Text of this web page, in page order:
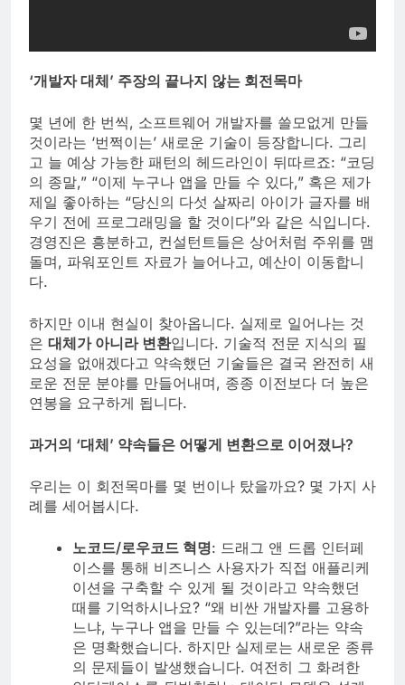
‘개발자 대체’ 주장의 끝나지 않는 회전목마
몇 년에 한 번씩, 소프트웨어 개발자를 쓸모없게 만들
것이라는 ‘번쩍이는’ 새로운 기술이 등장합니다. 그리
고 늘 예상 가능한 패턴의 헤드라인이 뒤따르죠: “코딩
의 종말,” “이제 누구나 앱을 만들 수 있다,” 혹은 제가
제일 좋아하는 “당신의 다섯 살짜리 아이가 글자를 배
우기 전에 프로그래밍을 할 것이다”와 같은 식입니다.
경영진은 흥분하고, 컨설턴트들은 상어처럼 주위를 맴
돌며, 파워포인트 자료가 늘어나고, 예산이 이동합니
다.
하지만 이내 현실이 찾아옵니다. 실제로 일어나는 것
은 대체가 아니라 변환입니다. 기술적 전문 지식의 필
요성을 없애겠다고 약속했던 기술들은 결국 완전히 새
로운 전문 분야를 만들어내며, 종종 이전보다 더 높은
연봉을 요구하게 됩니다.
과거의 ‘대체’ 약속들은 어떻게 변환으로 이어졌나?
우리는 이 회전목마를 몇 번이나 탔을까요? 몇 가지 사
례를 세어봅시다.
노코드/로우코드 혁명: 드래그 앤 드롭 인터페
이스를 통해 비즈니스 사용자가 직접 애플리케
이션을 구축할 수 있게 될 것이라고 약속했던
때를 기억하시나요? “왜 비싼 개발자를 고용하
느냐, 누구나 앱을 만들 수 있는데?”라는 약속
은 명확했습니다. 하지만 실제로는 새로운 종류
의 문제들이 발생했습니다. 여전히 그 화려한